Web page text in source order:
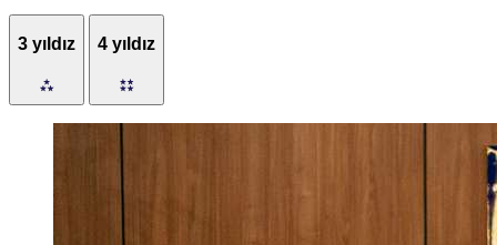
3 yıldız 4 yıldız